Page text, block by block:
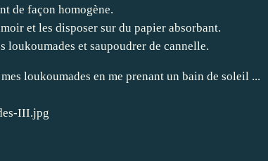
de façon homogène.
et les disposer sur du papier absorbant.
loukoumades et saupoudrer de cannelle.
loukoumades en me prenant un bain de soleil ...